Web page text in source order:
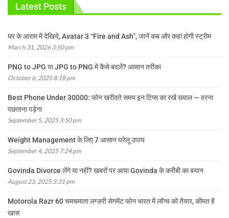
Latest Posts
घर के आराम में देखिये, Avatar 3 “Fire and Ash”, जानें कब और कहां होगी स्ट्रीम
March 31, 2026 3:50 pm
PNG to JPG या JPG to PNG में कैसे बदलें? आसान तरीका
October 6, 2025 8:18 pm
Best Phone Under 30000: फोन खरीदते समय इन टिप्स का रखें ख्याल — वरना
पछताना पड़ेगा
September 5, 2025 3:50 pm
Weight Management के लिए 7 आसान घरेलू उपाय
September 4, 2025 7:24 pm
Govinda Divorce लेंगे या नहीं? खबरों पर आया Govinda के करीबी का बयान
August 23, 2025 3:31 pm
Motorola Razr 60 चमचमाता लग्ज़री सेगमेंट फोन भारत में लॉन्च को तैयार, कीमत है
खास